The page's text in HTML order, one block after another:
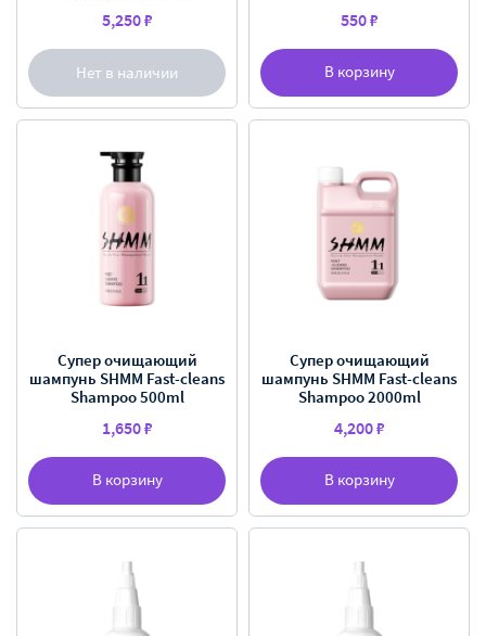
Нет в наличии
5,250 ₽
В корзину
550 ₽
В корзину
Супер очищающий
шампунь SHMM Fast-cleans
Shampoo 500ml
1,650 ₽
В корзину
Супер очищающий
шампунь SHMM Fast-cleans
Shampoo 2000ml
4,200 ₽